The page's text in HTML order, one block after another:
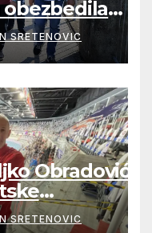
SRETENOVIC
Obradović
SRETENOVIC